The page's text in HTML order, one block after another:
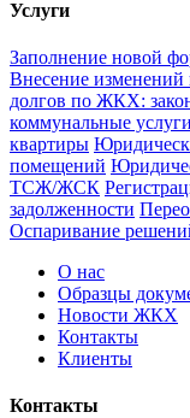
Услуги
Заполнение новой
Внесение
долгов по ЖКХ:
коммунальные услуги
квартиры
помещений
ТСЖ/ЖСК
задолженности
Оспаривание
О нас
Образцы
Новости ЖКХ
Контакты
Клиенты
Контакты